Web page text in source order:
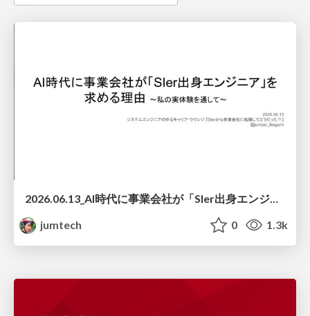
2026.06.13_AI時代に事業会社が「SIer出身エンジニア」を求める理由 / Why Businesses Seek Engineers with a System Integrator Background in the AI ​​Era
jumtech
0 1.3k